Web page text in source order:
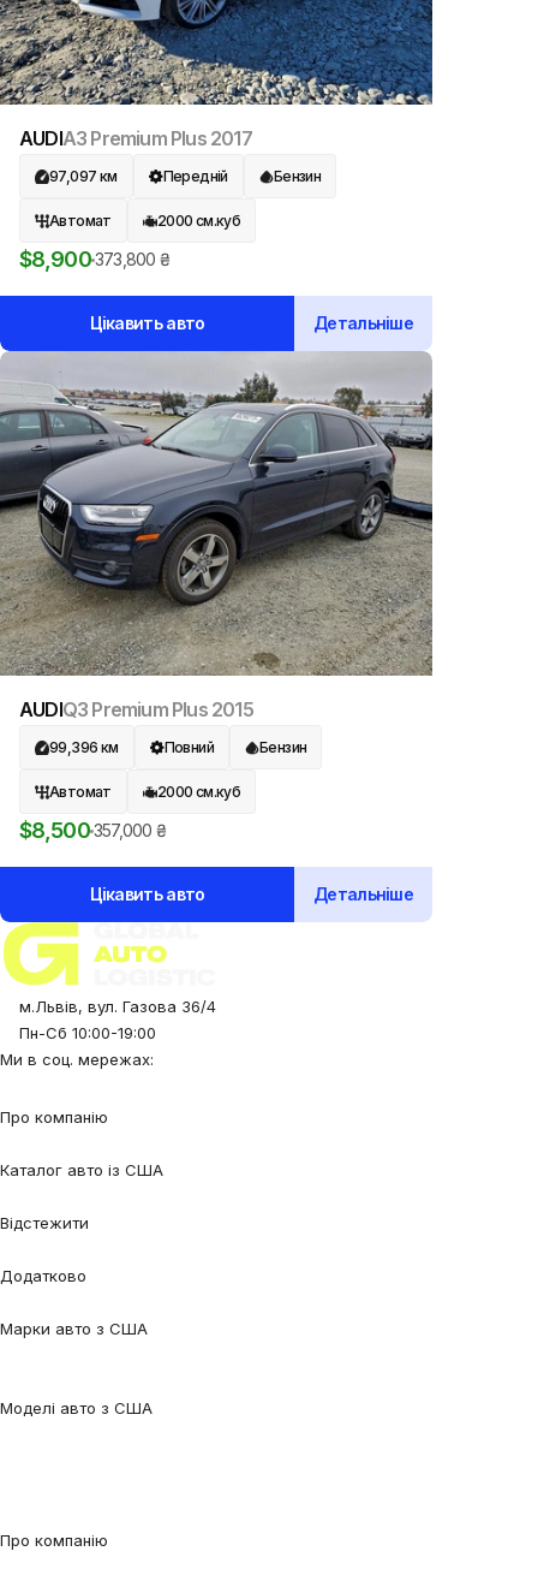
AUDIA3 Premium Plus 2017
97,097 км Передній Бензин
Автомат 2000 см.куб
$8,900373,800 ₴
Цікавить авто Детальніше
AUDIQ3 Premium Plus 2015
99,396 км Повний Бензин
Автомат 2000 см.куб
$8,500357,000 ₴
Цікавить авто Детальніше
м.Львів, вул. Газова 36/4
Пн-Сб 10:00-19:00
Ми в соц. мережах:
Про компанію
Каталог авто із США
Відстежити
Додатково
Марки авто з США
Моделі авто з США
Про компанію